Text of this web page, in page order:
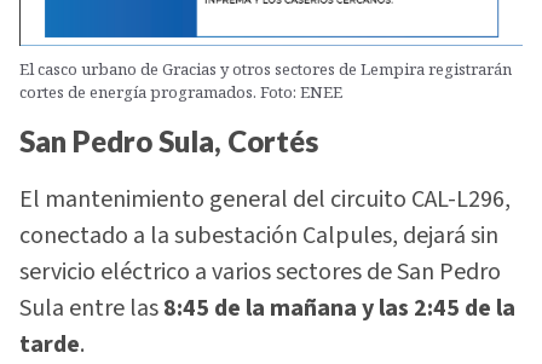
El casco urbano de Gracias y otros sectores de Lempira registrarán
cortes de energía programados. Foto: ENEE
San Pedro Sula, Cortés
El mantenimiento general del circuito CAL-L296,
conectado a la subestación Calpules, dejará sin
servicio eléctrico a varios sectores de San Pedro
Sula entre las8:45 de la mañana y las 2:45 de la
tarde.